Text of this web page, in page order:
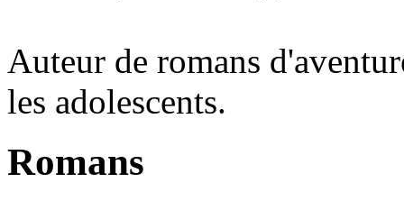
Auteur de romans
les adolescents.
Romans